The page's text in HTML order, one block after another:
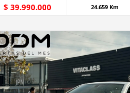
$ 39.990.000 24.659 Km